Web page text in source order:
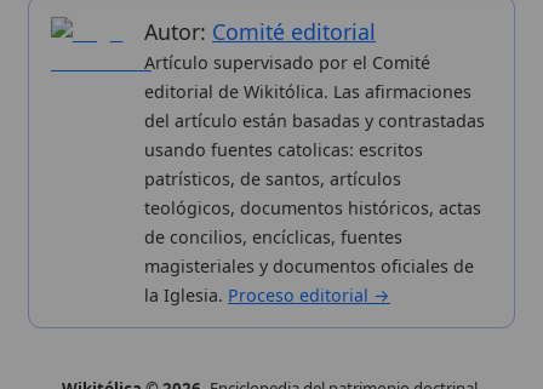
Wikitólica © 2026. Enciclopedia del patrimonio doctrinal,
histórico y litúrgico de la Iglesia Católica. Parte de la red formativa
Curso Católico,Buscador Católico yCustodio Animae. Con
analíticas anónimas. LicenciaCC BY-SA(texto). Editado en
ISSN: 3101-7339 . Bajo el patrocinio de San
Carlo Acutis.
Sobre nosotros
Proceso editorial
Publicación seriada
Datos abiertos
Estadísticas
Aviso legal
Política de privacidad
Categorias
Más visitados
Nuevas entradas
Cambios recientes
Aplicaciones
Kit de Prensa
Widgets para tu web